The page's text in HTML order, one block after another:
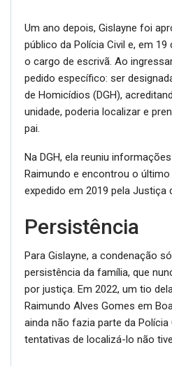
o cargo de escrivã. Ao
pedido específico: ser
de Homicídios (DGH),
unidade, poderia localizar e
pai.
Na DGH, ela reuniu
Raimundo e encontrou o último
expedido em 2019 pela Justiça
Persistência
persistência da família, que
por justiça. Em 2022, um tio
Raimundo Alves Gomes em
ainda não fazia parte da Polícia
tentativas de localizá-lo não